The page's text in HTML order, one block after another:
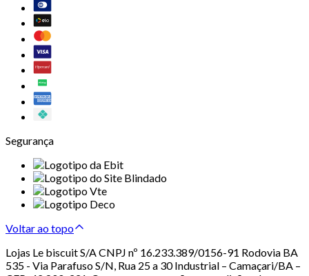
Segurança
Voltar ao topo
Lojas Le biscuit S/A CNPJ nº 16.233.389/0156-91 Rodovia BA
535 - Via Parafuso S/N, Rua 25 a 30 Industrial – Camaçari/BA –